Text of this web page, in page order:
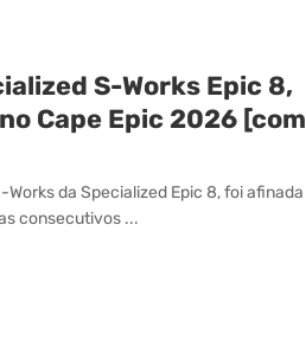
S-Works Epic 8,
Cape Epic 2026 [com
da Specialized Epic 8, foi afinada
consecutivos ...